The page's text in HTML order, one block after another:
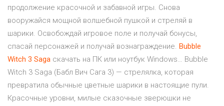
продолжение красочной и забавной игры. Снова
вооружайся мощной волшебной пушкой и стреляй в
шарики. Освобождай игровое поле и получай бонусы,
спасай персонажей и получай вознаграждение. Bubble
Witch 3 Saga скачать на ПК или ноутбук Windows… Bubble
Witch 3 Saga (Бабл Вич Сага 3) — стрелялка, которая
превратила обычные цветные шарики в настоящие пули.
Красочные уровни, милые сказочные зверюшки не